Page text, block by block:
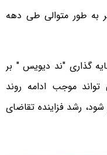
به طور متوالی طی دهه
گذاری "ند دیویس " بر
موجب ادامه روند
رشد فزاینده تقاضای